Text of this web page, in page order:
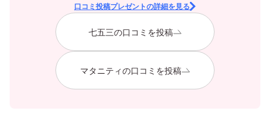
口コミ投稿プレゼントの詳細を見る
七五三の口コミを投稿
マタニティの口コミを投稿